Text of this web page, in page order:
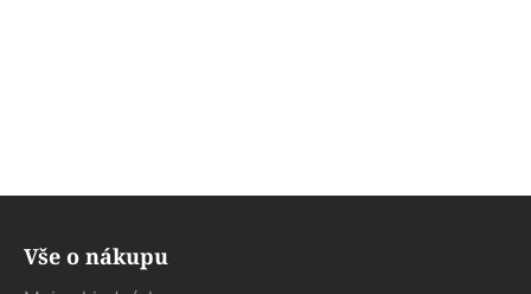
Vše o nákupu